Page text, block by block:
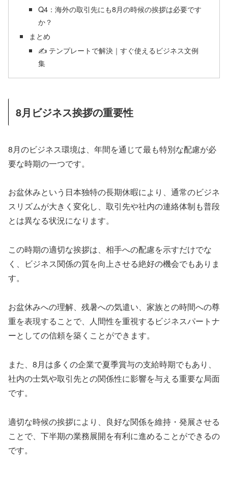
Q4：海外の取引先にも8月の時候の挨拶は必要です
か？
まとめ
✍ テンプレートで解決｜すぐ使えるビジネス文例
集
8月ビジネス挨拶の重要性
8月のビジネス環境は、年間を通じて最も特別な配慮が必
要な時期の一つです。
お盆休みという日本独特の長期休暇により、通常のビジネ
スリズムが大きく変化し、取引先や社内の連絡体制も普段
とは異なる状況になります。
この時期の適切な挨拶は、相手への配慮を示すだけでな
く、ビジネス関係の質を向上させる絶好の機会でもありま
す。
お盆休みへの理解、残暑への気遣い、家族との時間への尊
重を表現することで、人間性を重視するビジネスパートナ
ーとしての信頼を築くことができます。
また、8月は多くの企業で夏季賞与の支給時期でもあり、
社内の士気や取引先との関係性に影響を与える重要な局面
です。
適切な時候の挨拶により、良好な関係を維持・発展させる
ことで、下半期の業務展開を有利に進めることができるの
です。